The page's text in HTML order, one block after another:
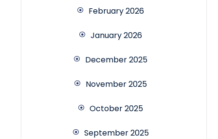
February 2026
January 2026
December 2025
November 2025
October 2025
September 2025